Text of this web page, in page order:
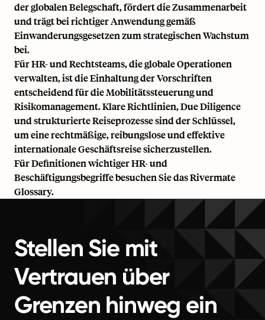
der globalen Belegschaft, fördert die Zusammenarbeit
und trägt bei richtiger Anwendung gemäß
Einwanderungsgesetzen zum strategischen Wachstum
bei.
Für HR- und Rechtsteams, die globale Operationen
verwalten, ist die Einhaltung der Vorschriften
entscheidend für die Mobilitätssteuerung und
Risikomanagement. Klare Richtlinien, Due Diligence
und strukturierte Reiseprozesse sind der Schlüssel,
um eine rechtmäßige, reibungslose und effektive
internationale Geschäftsreise sicherzustellen.
Für Definitionen wichtiger HR- und
Beschäftigungsbegriffe besuchen Sie dasRivermate
Glossary.
Stellen Sie mit
Vertrauen über
Grenzen hinweg ein